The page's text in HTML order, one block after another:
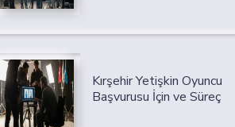
Kırşehir Yetişkin Oyuncu
Başvurusu İçin ve Süreç